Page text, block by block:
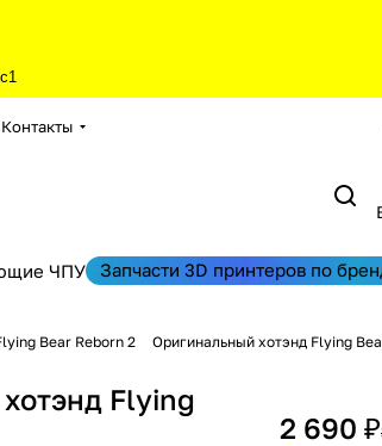
Контакты
ЧПУ Запчасти 3D принтеров по
Bear Reborn 2 Оригинальный хотэнд Flying
Flying
2 690 ₽